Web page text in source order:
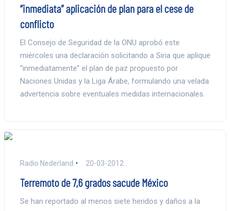
“inmediata” aplicación de plan para el cese de
conflicto
El Consejo de Seguridad de la ONU aprobó este
miércoles una declaración solicitando a Siria que aplique
“inmediatamente” el plan de paz propuesto por
Naciones Unidas y la Liga Árabe, formulando una velada
advertencia sobre eventuales medidas internacionales.
Radio Nederland 20-03-2012
Terremoto de 7,6 grados sacude México
Se han reportado al menos siete heridos y daños a la